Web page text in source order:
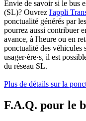
Envie de savoir si le bus
(SL)? Ouvrez l'appli
ponctualité générés par
pourrez aussi contribuer
avance, à l'heure ou en
ponctualité des véhicules
usager·ère·s, il est
du réseau SL.
Plus de détails sur la
F.A.Q. pour le